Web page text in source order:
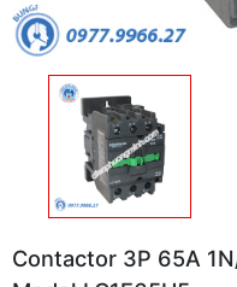
Contactor 3P 65A